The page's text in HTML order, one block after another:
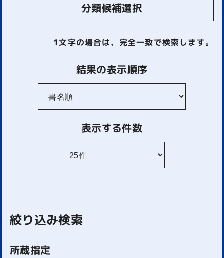
分類候補選択
1文字の場合は、完全一致で検索します。
結果の表示順序
表示する件数
絞り込み検索
所蔵指定